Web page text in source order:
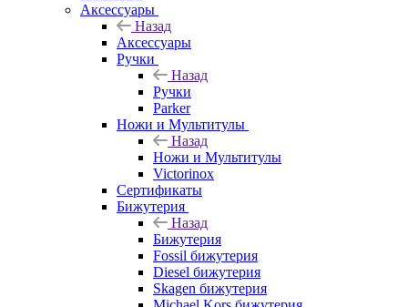
Аксессуары
Назад
Аксессуары
Ручки
Назад
Ручки
Parker
Ножи и Мультитулы
Назад
Ножи и Мультитулы
Victorinox
Сертификаты
Бижутерия
Назад
Бижутерия
Fossil бижутерия
Diesel бижутерия
Skagen бижутерия